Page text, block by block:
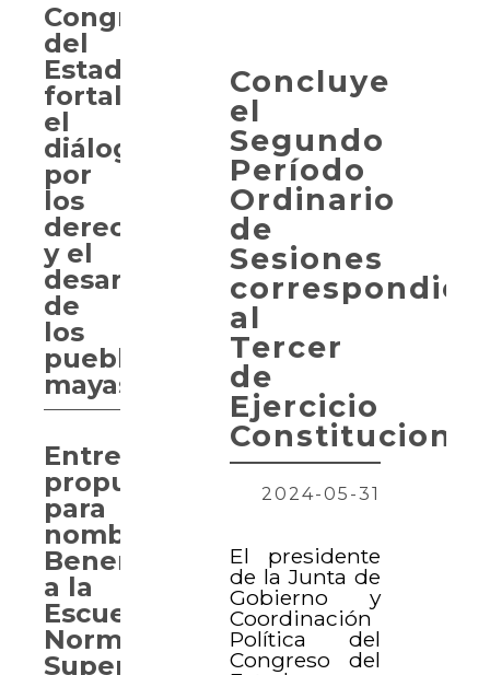
Concluye
el
Segundo
Período
Ordinario
de
Sesiones
al
Tercer
de
Ejercicio
Constitucional
2024-05-31
El presidente
de la Junta de
Gobierno y
Coordinación
Política del
Congreso del
Congreso
del
Estado
fortalece
el
diálogo
por
los
derechos
y el
desarrollo
de
los
pueblos
mayas
Entregan
propuesta
para
nombrar
Benemérita
a la
Escuela
Normal
Superior